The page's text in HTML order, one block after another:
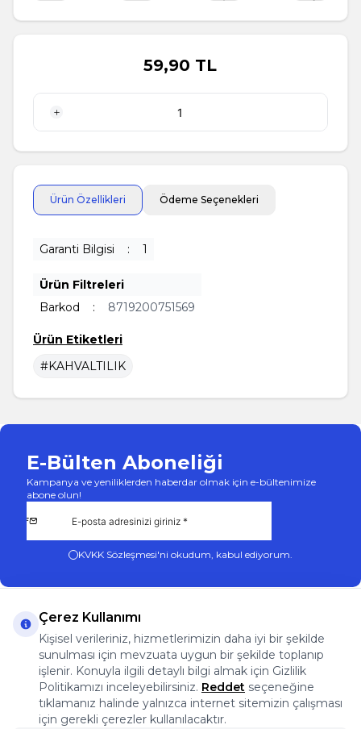
59,90 TL
Ürün Özellikleri Ödeme Seçenekleri
Garanti Bilgisi : 1
Ürün Filtreleri
Barkod
: 8719200751569
Ürün Etiketleri
#KAHVALTILIK
E-Bülten Aboneliği
Kampanya ve yeniliklerden haberdar olmak için e-bültenimize
abone olun!
KVKK Sözleşmesi'ni okudum, kabul ediyorum.
App StorePlay Store
FacebookInstagram
Önemli Bilgiler
Önemli Bilgiler
Hızlı Erişim
Çerez Kullanımı
Kişisel verileriniz, hizmetlerimizin daha iyi bir şekilde
sunulması için mevzuata uygun bir şekilde toplanıp
işlenir. Konuyla ilgili detaylı bilgi almak için Gizlilik
Politikamızı inceleyebilirsiniz. Reddet seçeneğine
tıklamanız halinde yalnızca internet sitemizin çalışması
için gerekli çerezler kullanılacaktır.